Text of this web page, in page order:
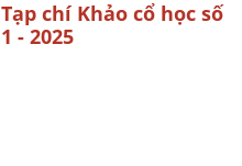
Tạp chí Khảo cổ học số
1 - 2025